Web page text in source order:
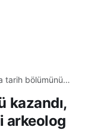
tarih bölümünü
arkeolog olmak
kazandı,
arkeolog